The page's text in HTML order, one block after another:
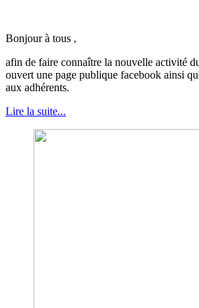
Bonjour à tous ,
afin de faire connaître la nouvelle activité
ouvert une page publique facebook ainsi
aux adhérents.
Lire la suite...